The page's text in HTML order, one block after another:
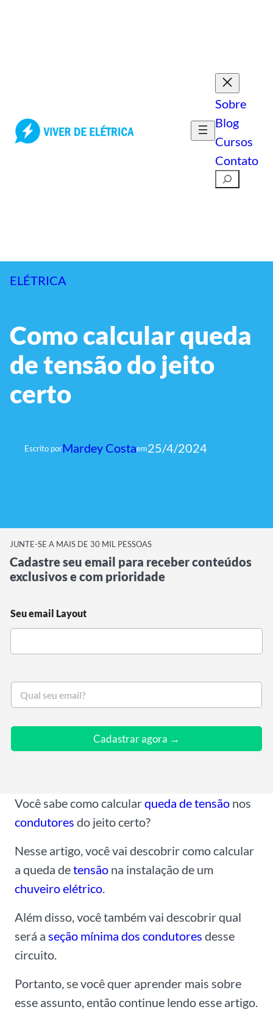
Sobre
Blog
Cursos
Contato
Pesquisar
ELÉTRICA
Como calcular queda
de tensão do jeito
certo
Escrito porMardey Costaem25/4/2024
JUNTE-SE A MAIS DE 30 MIL PESSOAS
Cadastre seu email para receber conteúdos
exclusivos e com prioridade
Seu email Layout
S
u
Cadastrar agora →
Você sabe como calcularqueda de tensão nos
condutores do jeito certo?
Nesse artigo, você vai descobrir como calcular
a queda detensão na instalação de um
chuveiro elétrico.
Além disso, você também vai descobrir qual
será a seção mínima dos condutores desse
circuito.
Portanto, se você quer aprender mais sobre
esse assunto, então continue lendo esse artigo.